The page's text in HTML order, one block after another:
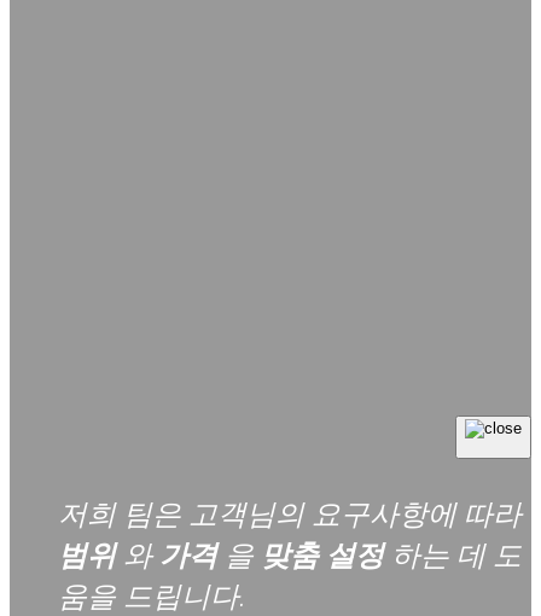
저희 팀은 고객님의 요구사항에 따라
범위와가격을 맞춤 설정하는 데 도
움을 드립니다.